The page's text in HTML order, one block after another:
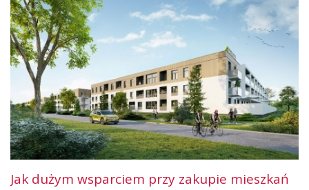
Jak dużym wsparciem przy zakupie mieszkań